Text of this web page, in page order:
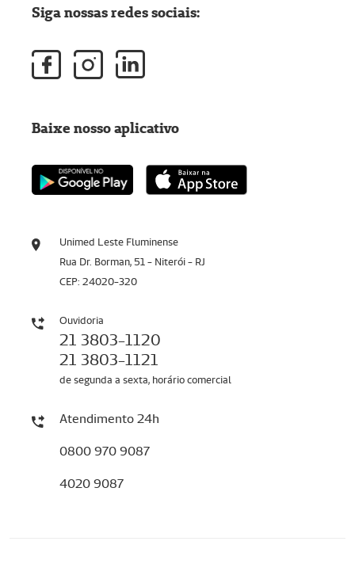
Unimed Leste Fluminense
Rua Dr. Borman, 51 - Niterói - RJ
CEP: 24020-320
Ouvidoria
21 3803-1120
21 3803-1121
de segunda a sexta, horário comercial
Atendimento 24h
0800 970 9087
4020 9087
Siga nossas redes sociais:
Baixe nosso aplicativo